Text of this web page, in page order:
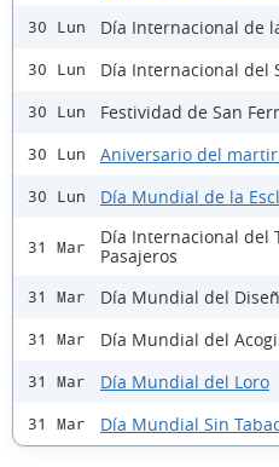
30 Lun Día Internacional de
30 Lun Día Internacional del
30 Lun Festividad de San
30 Lun Aniversario del
30 Lun Día Mundial de la
31 Mar
Día Internacional del
Pasajeros
31 Mar Día Mundial del
31 Mar Día Mundial del
31 Mar Día Mundial del Loro
31 Mar Día Mundial Sin